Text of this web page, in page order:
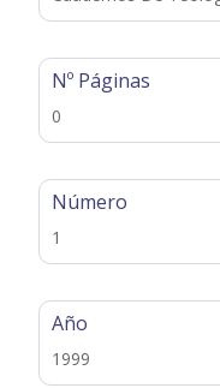
Nº Páginas
0
Número
1
Año
1999